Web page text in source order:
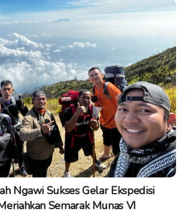
Ngawi Sukses Gelar Ekspedisi
Semarak Munas VI